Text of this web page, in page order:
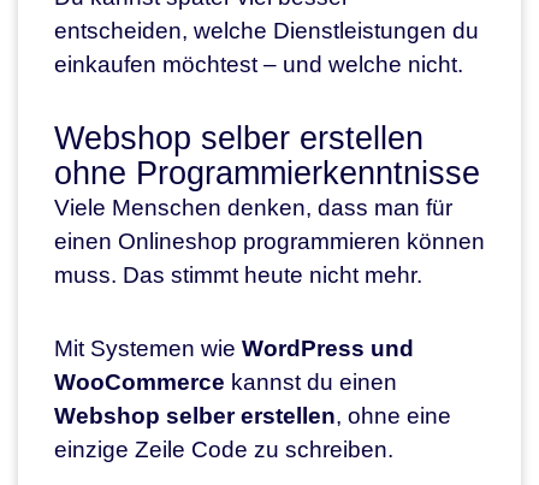
entscheiden, welche Dienstleistungen du
einkaufen möchtest – und welche nicht.
Webshop selber erstellen
ohne Programmierkenntnisse
Viele Menschen denken, dass man für
einen Onlineshop programmieren können
muss. Das stimmt heute nicht mehr.
Mit Systemen wie WordPress und
WooCommerce kannst du einen
Webshop selber erstellen, ohne eine
einzige Zeile Code zu schreiben.